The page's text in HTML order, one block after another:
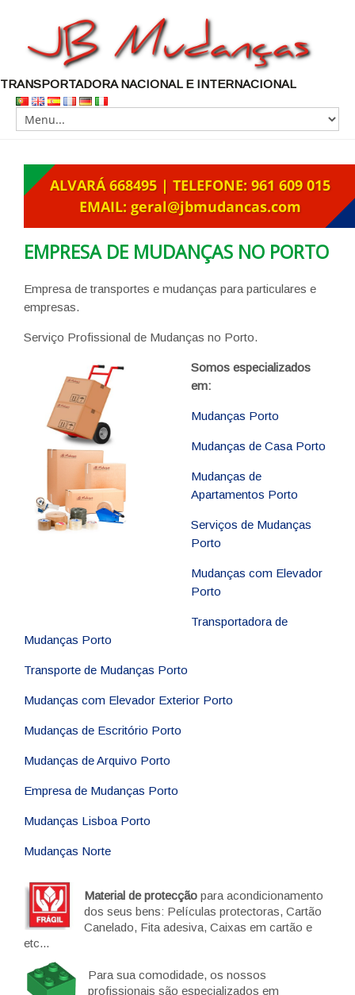
TRANSPORTADORA NACIONAL E INTERNACIONAL
EMPRESA DE MUDANÇAS NO PORTO
Empresa de transportes e mudanças para particulares e
empresas.
Serviço Profissional de Mudanças no Porto.
Somos especializados
em:
Mudanças Porto
Mudanças de Casa Porto
Mudanças de
Apartamentos Porto
Serviços de Mudanças
Porto
Mudanças com Elevador
Porto
Transportadora de
Mudanças Porto
Transporte de Mudanças Porto
Mudanças com Elevador Exterior Porto
Mudanças de Escritório Porto
Mudanças de Arquivo Porto
Empresa de Mudanças Porto
Mudanças Lisboa Porto
Mudanças Norte
Material de protecção para acondicionamento
dos seus bens: Películas protectoras, Cartão
Canelado, Fita adesiva, Caixas em cartão e
etc...
Para sua comodidade, os nossos
profissionais são especializados em